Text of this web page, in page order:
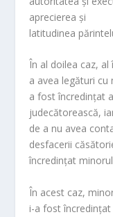
aprecierea şi
latitudinea
În al doilea caz, al
a avea legături
a fost încredinţat
judecătorească,
de a nu avea
desfacerii
încredinţat
În acest caz,
i-a fost